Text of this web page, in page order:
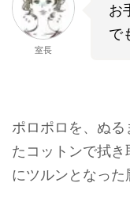
室長
お
で
ポロポロを、ぬ
たコットンで拭
にツルンとなった